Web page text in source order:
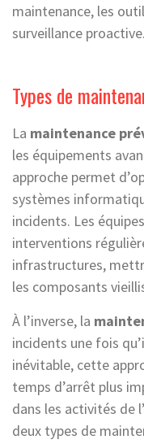
maintenance, les
surveillance proactive.
Types de
La maintenance
les équipements
approche permet
systèmes
incidents. Les
interventions
infrastructures,
les composants
À l’inverse, la
incidents une fois
inévitable, cette
temps d’arrêt plus
dans les activités de
deux types de